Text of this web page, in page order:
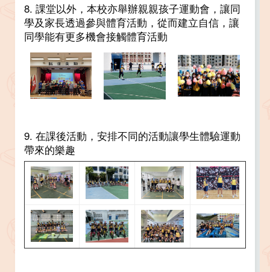
8. 課堂以外，本校亦舉辦親親孩子運動會，讓同
學及家長透過參與體育活動，從而建立自信，讓
同學能有更多機會接觸體育活動
9. 在課後活動，安排不同的活動讓學生體驗運動
帶來的樂趣